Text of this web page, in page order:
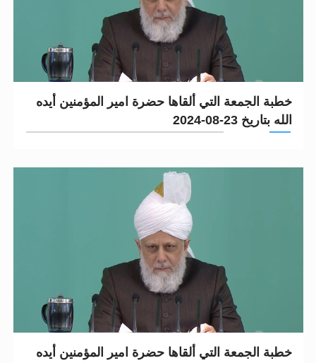
خطبة الجمعة التي ألقاها حضرة امير المؤمنين أيده
الله بتاريخ 23-08-2024
خطبة الجمعة التي ألقاها حضرة امير المؤمنين أيده